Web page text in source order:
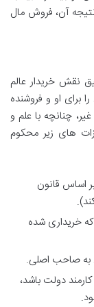
آن، فروش مال
نقش خریدار عالم
برای او و فروشنده
چنانچه با علم و
های زیر محکوم
اساس قانون
خریداری شده
به صاحب اصلی.
دولت باشد،